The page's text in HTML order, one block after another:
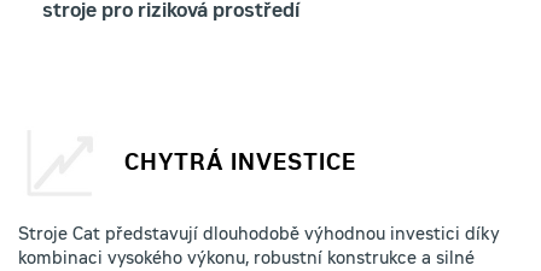
stroje pro riziková prostředí
CHYTRÁ INVESTICE
Stroje Cat představují dlouhodobě výhodnou investici díky
kombinaci vysokého výkonu, robustní konstrukce a silné